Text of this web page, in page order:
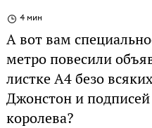
4 мин
А вот вам
метро повесили
листке А4 безо
Джонстон и
королева?